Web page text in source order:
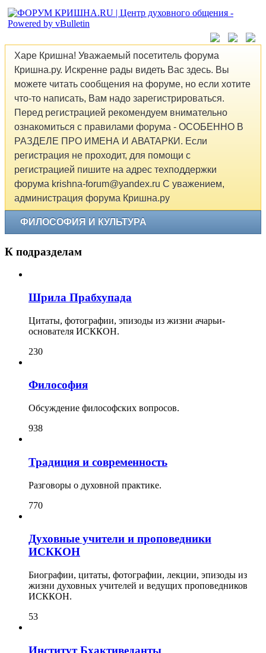
Харе Кришна! Уважаемый посетитель форума
Кришна.ру. Искренне рады видеть Вас здесь. Вы
можете читать сообщения на форуме, но если хотите
что-то написать, Вам надо зарегистрироваться.
Перед регистрацией рекомендуем внимательно
ознакомиться с правилами форума - ОСОБЕННО В
РАЗДЕЛЕ ПРО ИМЕНА И АВАТАРКИ. Если
регистрация не проходит, для помощи с
регистрацией пишите на адрес техподдержки
форума krishna-forum@yandex.ru С уважением,
администрация форума Кришна.ру
ФИЛОСОФИЯ И КУЛЬТУРА
К подразделам
Шрила Прабхупада
Цитаты, фотографии, эпизоды из жизни ачарьи-
основателя ИСККОН.
230
Философия
Обсуждение философских вопросов.
938
Традиция и современность
Разговоры о духовной практике.
770
Духовные учители и проповедники
ИСККОН
Биографии, цитаты, фотографии, лекции, эпизоды из
жизни духовных учителей и ведущих проповедников
ИСККОН.
53
Институт Бхактиведанты